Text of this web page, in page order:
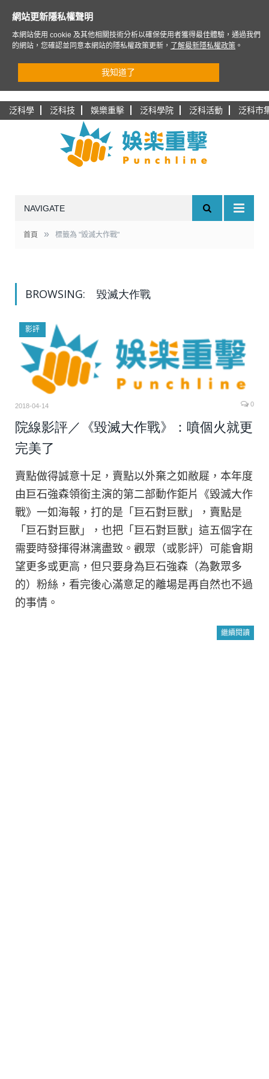
泛科學 泛科技 娛樂重擊 泛科學院 泛科活動 泛科市
NAVIGATE
首頁 » 標籤為 "毀滅大作戰"
BROWSING: 毀滅大作戰
影評
2018-04-14 0
院線影評／《毀滅大作戰》：噴個火就更
完美了
賣點做得誠意十足，賣點以外棄之如敝屣，本年度
由巨石強森領銜主演的第二部動作鉅片《毀滅大作
戰》一如海報，打的是「巨石對巨獸」，賣點是
「巨石對巨獸」，也把「巨石對巨獸」這五個字在
需要時發揮得淋漓盡致。觀眾（或影評）可能會期
望更多或更高，但只要身為巨石強森（為數眾多
的）粉絲，看完後心滿意足的離場是再自然也不過
的事情。
繼續閱讀
網站更新隱私權聲明
本網站使用 cookie 及其他相關技術分析以確保使用者獲得最佳體驗，通過我們
的網站，您確認並同意本網站的隱私權政策更新，
了解最新隱私權政策 。
我知道了